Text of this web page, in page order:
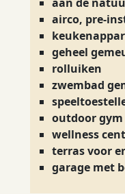
airco, pre-
geheel
rolluiken
zwembad
outdoor gym
wellness
terras voor
garage met